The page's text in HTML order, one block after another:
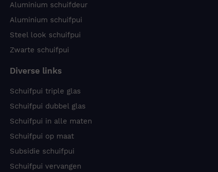
Aluminium schuifdeur
Aluminium schuifpui
Steel look schuifpui
Zwarte schuifpui
Diverse links
Schuifpui triple glas
Schuifpui dubbel glas
Schuifpui in alle maten
Schuifpui op maat
Subsidie schuifpui
Schuifpui vervangen